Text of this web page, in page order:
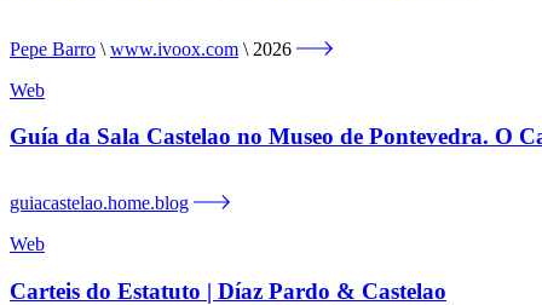
Pepe Barro www.ivoox.com
2026
Web
Guía da Sala Castelao no Museo de Pontevedra. O
guiacastelao.home.blog
Web
Carteis do Estatuto | Díaz Pardo & Castelao